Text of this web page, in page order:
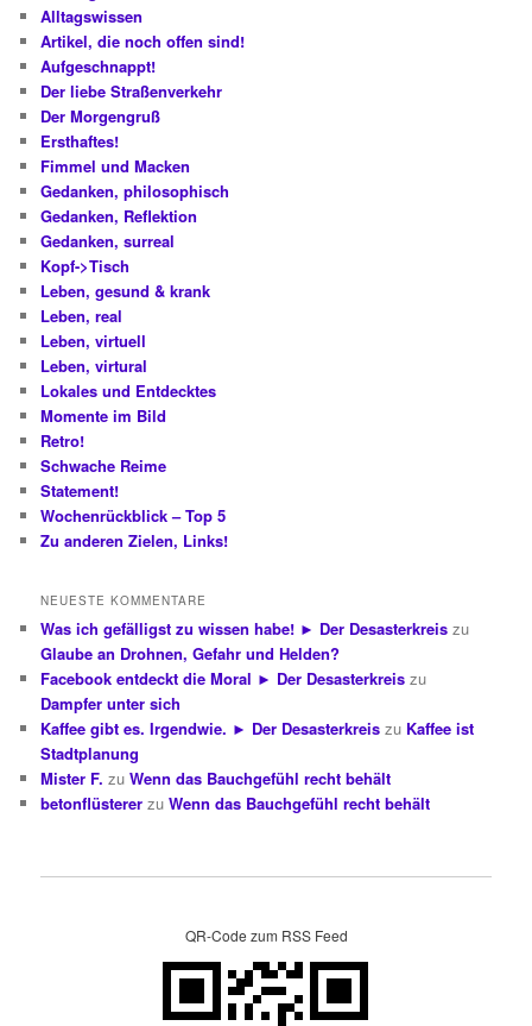
Alltagswissen
Artikel, die noch offen sind!
Aufgeschnappt!
Der liebe Straßenverkehr
Der Morgengruß
Ersthaftes!
Fimmel und Macken
Gedanken, philosophisch
Gedanken, Reflektion
Gedanken, surreal
Kopf->Tisch
Leben, gesund & krank
Leben, real
Leben, virtuell
Leben, virtural
Lokales und Entdecktes
Momente im Bild
Retro!
Schwache Reime
Statement!
Wochenrückblick – Top 5
Zu anderen Zielen, Links!
NEUESTE KOMMENTARE
Was ich gefälligst zu wissen habe! ► Der Desasterkreis zu
Glaube an Drohnen, Gefahr und Helden?
Facebook entdeckt die Moral ► Der Desasterkreis zu
Dampfer unter sich
Kaffee gibt es. Irgendwie. ► Der Desasterkreis zu Kaffee ist
Stadtplanung
Mister F. zuWenn das Bauchgefühl recht behält
betonflüsterer zuWenn das Bauchgefühl recht behält
QR-Code zum RSS Feed